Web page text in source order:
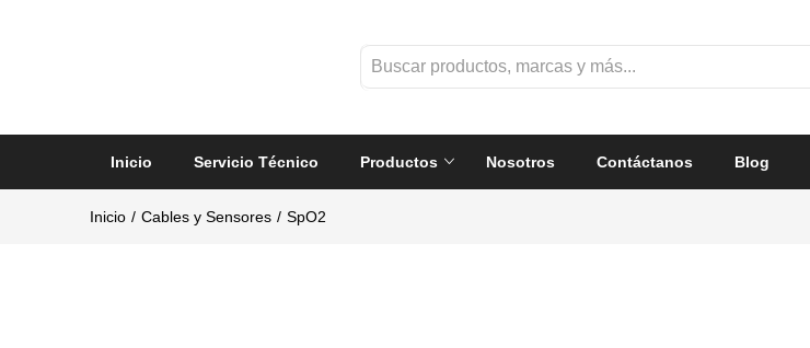
Inicio Servicio Técnico Productos Nosotros Contáctanos Blog
Inicio Cables y Sensores SpO2